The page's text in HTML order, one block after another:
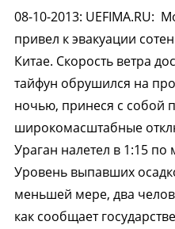
08-10-2013: UEFIMA.RU:
привел к эвакуации
Китае. Скорость ветра
тайфун обрушился на
ночью, принеся с собой
широкомасштабные
Ураган налетел в 1:15
Уровень выпавших
меньшей мере, два
как сообщает